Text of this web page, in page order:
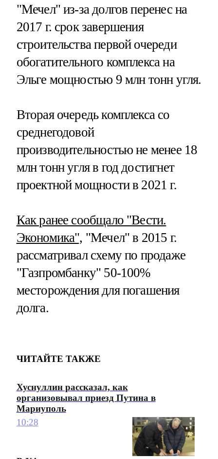
"Мечел" из-за долгов перенес на
2017 г. срок завершения
строительства первой очереди
обогатительного комплекса на
Эльге мощностью 9 млн тонн угля.
Вторая очередь комплекса со
среднегодовой
производительностью не менее 18
млн тонн угля в год достигнет
проектной мощности в 2021 г.
Как ранее сообщало "Вести.
Экономика", "Мечел" в 2015 г.
рассматривал схему по продаже
"Газпромбанку" 50-100%
месторождения для погашения
долга.
ЧИТАЙТЕ ТАКЖЕ
Хуснуллин рассказал, как
организовывал приезд Путина в
Мариуполь
10:28